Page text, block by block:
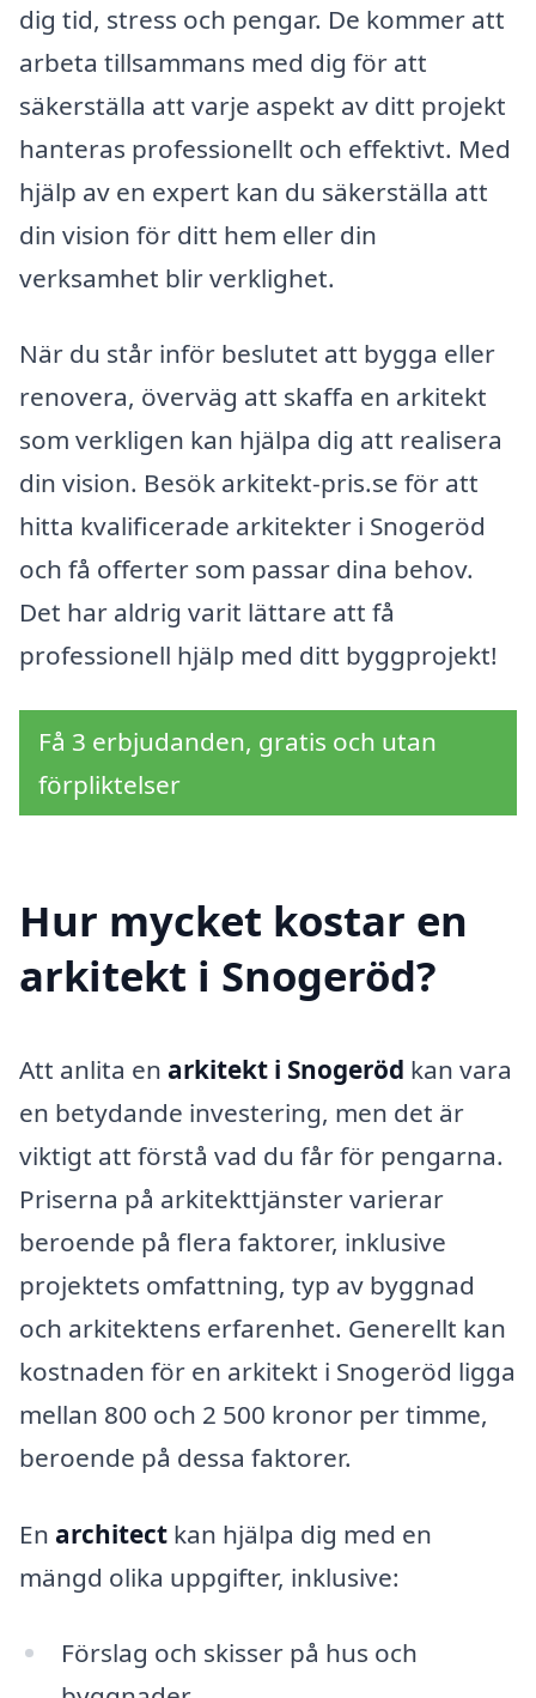
dig tid, stress och pengar. De kommer att
arbeta tillsammans med dig för att
säkerställa att varje aspekt av ditt projekt
hanteras professionellt och effektivt. Med
hjälp av en expert kan du säkerställa att
din vision för ditt hem eller din
verksamhet blir verklighet.
När du står inför beslutet att bygga eller
renovera, överväg att skaffa en arkitekt
som verkligen kan hjälpa dig att realisera
din vision. Besök arkitekt-pris.se för att
hitta kvalificerade arkitekter i Snogeröd
och få offerter som passar dina behov.
Det har aldrig varit lättare att få
professionell hjälp med ditt byggprojekt!
Få 3 erbjudanden, gratis och utan
förpliktelser
Hur mycket kostar en
arkitekt i Snogeröd?
Att anlita en arkitekt i Snogeröd kan vara
en betydande investering, men det är
viktigt att förstå vad du får för pengarna.
Priserna på arkitekttjänster varierar
beroende på flera faktorer, inklusive
projektets omfattning, typ av byggnad
och arkitektens erfarenhet. Generellt kan
kostnaden för en arkitekt i Snogeröd ligga
mellan 800 och 2 500 kronor per timme,
beroende på dessa faktorer.
En architect kan hjälpa dig med en
mängd olika uppgifter, inklusive:
Förslag och skisser på hus och